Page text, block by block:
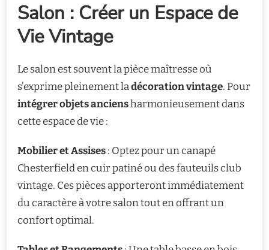
Salon : Créer un Espace de
Vie Vintage
Le salon est souvent la pièce maîtresse où
s’exprime pleinement ladécoration vintage. Pour
intégrer objets anciensharmonieusement dans
cette espace de vie :
Mobilier et Assises: Optez pour un canapé
Chesterfield en cuir patiné ou des fauteuils club
vintage. Ces pièces apporteront immédiatement
du caractère à votre salon tout en offrant un
confort optimal.